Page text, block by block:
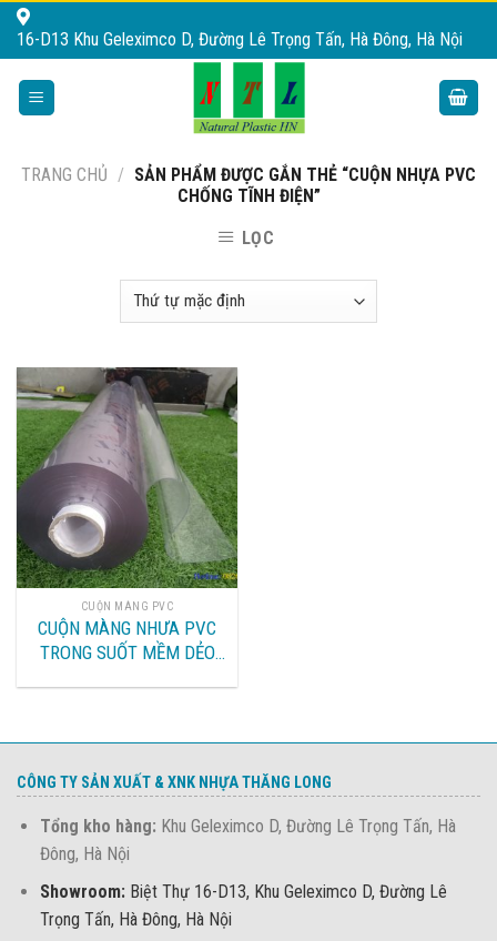
Skip
16-D13 Khu Geleximco D, Đường Lê Trọng Tấn, Hà Đông, Hà Nội
TRANG CHỦ / SẢN PHẨM ĐƯỢC GẮN THẺ “CUỘN NHỰA PVC
CHỐNG TĨNH ĐIỆN”
LỌC
CUỘN MÀNG PVC
CUỘN MÀNG NHƯA PVC
TRONG SUỐT MỀM DẺO
CÔNG TY SẢN XUẤT & XNK NHỰA THĂNG LONG
Tổng kho hàng: Khu Geleximco D, Đường Lê Trọng Tấn, Hà
Đông, Hà Nội
Showroom: Biệt Thự 16-D13, Khu Geleximco D, Đường Lê
Trọng Tấn, Hà Đông, Hà Nội